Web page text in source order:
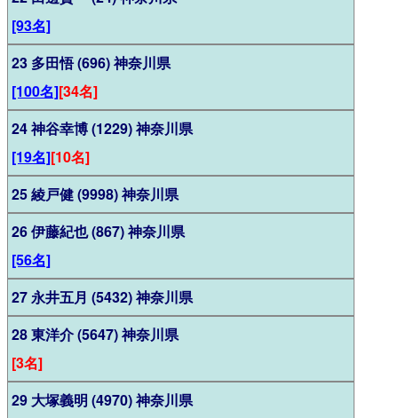
[93名]
23 多田悟 (696) 神奈川県
[100名][34名]
24 神谷幸博 (1229) 神奈川県
[19名][10名]
25 綾戸健 (9998) 神奈川県
26 伊藤紀也 (867) 神奈川県
[56名]
27 永井五月 (5432) 神奈川県
28 東洋介 (5647) 神奈川県
[3名]
29 大塚義明 (4970) 神奈川県